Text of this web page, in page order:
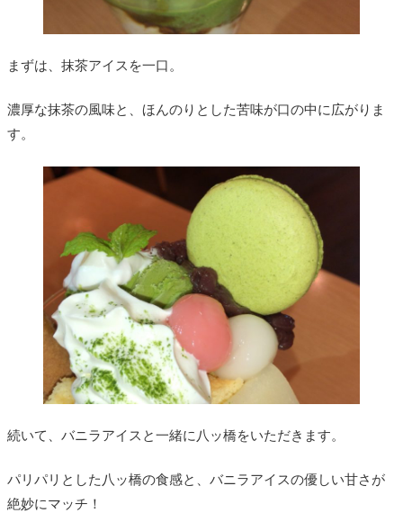
まずは、抹茶アイスを一口。
濃厚な抹茶の風味と、ほんのりとした苦味が口の中に広がりま
す。
続いて、バニラアイスと一緒に八ッ橋をいただきます。
パリパリとした八ッ橋の食感と、バニラアイスの優しい甘さが
絶妙にマッチ！